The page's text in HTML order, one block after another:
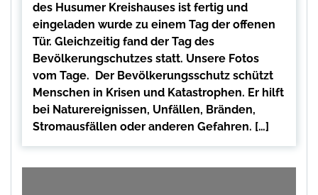
des Husumer Kreishauses ist fertig und
eingeladen wurde zu einem Tag der offenen
Tür. Gleichzeitig fand der Tag des
Bevölkerungschutzes statt. Unsere Fotos
vom Tage. Der Bevölkerungsschutz schützt
Menschen in Krisen und Katastrophen. Er hilft
bei Naturereignissen, Unfällen, Bränden,
Stromausfällen oder anderen Gefahren. […]